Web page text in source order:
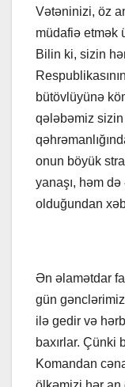
Vətəninizi, öz
müdafiə etmək
Bilin ki, sizin
bütövlüyünə
qələbəmiz
onun böyük
yanaşı, həm
olduğundan
Ən əlamətdar
gün
ilə gedir və
baxırlar. Çünki
Komandan